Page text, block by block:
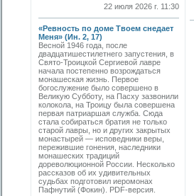
22 июля 2026 г. 11:30
«Ревность по доме Твоем снедает
Меня» (Ин. 2, 17)
Весной 1946 года, после
двадцатишестилетнего запустения, в
Свято-­Троицкой Сергиевой лавре
начала постепенно возрождаться
монашеская жизнь. Первое
богослужение было совершено в
Великую Субботу, на Пасху зазвонили
колокола, на Троицу была совершена
первая патриаршая служба. Сюда
стала собираться братия не только
старой лавры, но и других закрытых
монастырей — исповедники веры,
пережившие гонения, наследники
монашеских традиций
дореволюционной России. Несколько
рассказов об их удивительных
судьбах подготовил иеромонах
Пафнутий (Фокин). PDF-версия.